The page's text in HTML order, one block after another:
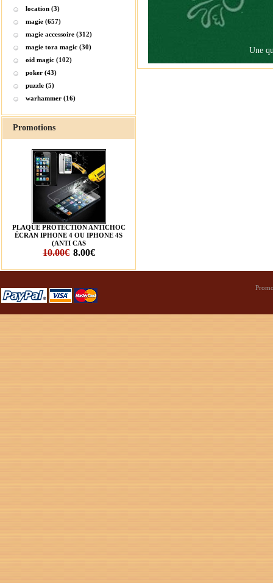
location (3)
magie (657)
magie accessoire (312)
magie tora magic (30)
oid magic (102)
poker (43)
puzzle (5)
warhammer (16)
Promotions
PLAQUE PROTECTION ANTICHOC
ÉCRAN IPHONE 4 OU IPHONE 4S
(ANTI CAS
10.00€ 8.00€
Une